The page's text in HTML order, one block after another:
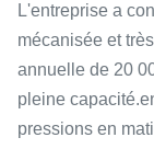
L'entreprise a
mécanisée et
annuelle de 20
pleine
pressions en